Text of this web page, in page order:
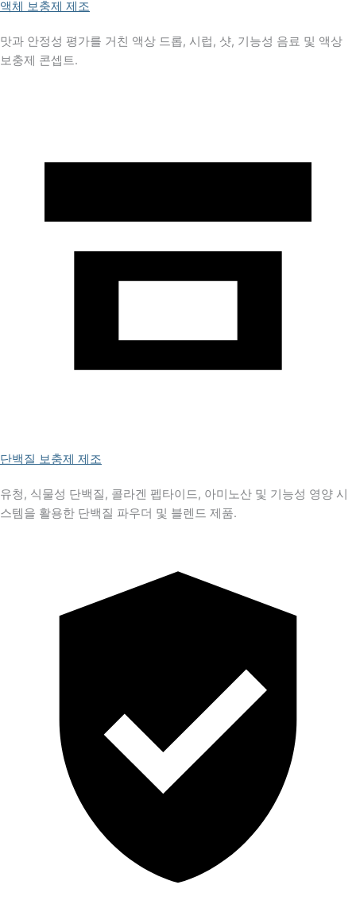
액체 보충제 제조
맛과 안정성 평가를 거친 액상 드롭, 시럽, 샷, 기능성 음료 및 액상
보충제 콘셉트.
단백질 보충제 제조
유청, 식물성 단백질, 콜라겐 펩타이드, 아미노산 및 기능성 영양 시
스템을 활용한 단백질 파우더 및 블렌드 제품.